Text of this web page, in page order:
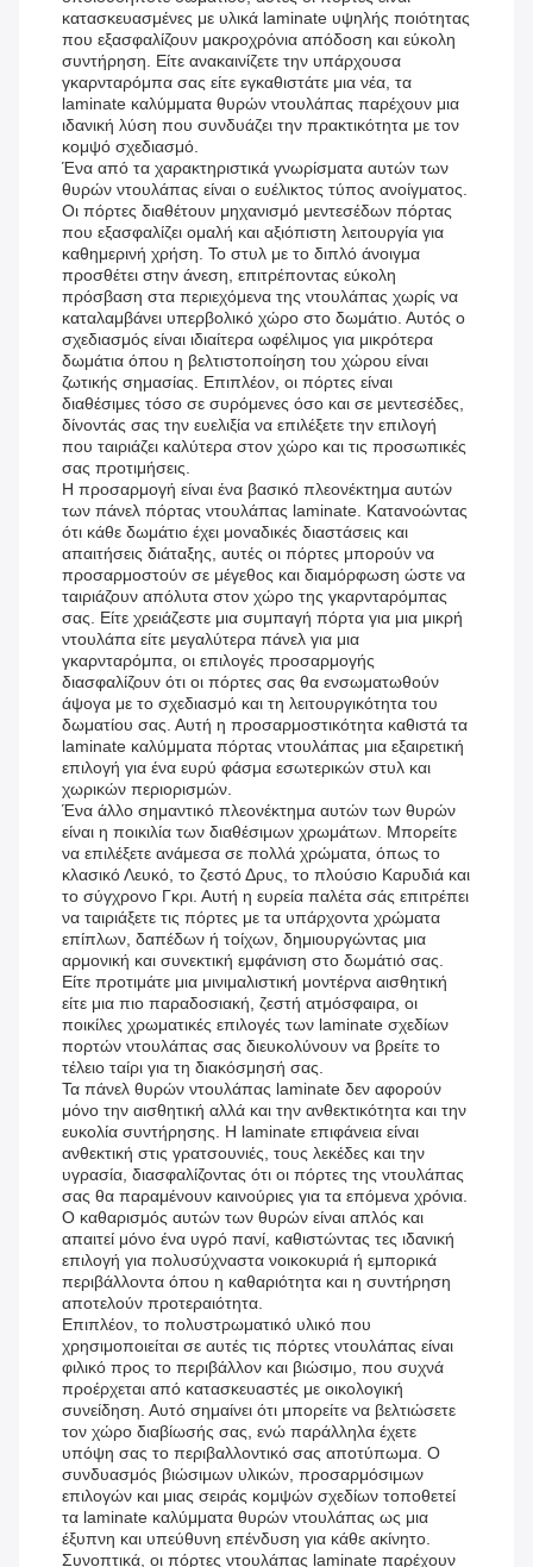
κατασκευασμένες με υλικά laminate υψηλής ποιότητας
που εξασφαλίζουν μακροχρόνια απόδοση και εύκολη
συντήρηση. Είτε ανακαινίζετε την υπάρχουσα
γκαρνταρόμπα σας είτε εγκαθιστάτε μια νέα, τα
laminate καλύμματα θυρών ντουλάπας παρέχουν μια
ιδανική λύση που συνδυάζει την πρακτικότητα με τον
κομψό σχεδιασμό.
Ένα από τα χαρακτηριστικά γνωρίσματα αυτών των
θυρών ντουλάπας είναι ο ευέλικτος τύπος ανοίγματος.
Οι πόρτες διαθέτουν μηχανισμό μεντεσέδων πόρτας
που εξασφαλίζει ομαλή και αξιόπιστη λειτουργία για
καθημερινή χρήση. Το στυλ με το διπλό άνοιγμα
προσθέτει στην άνεση, επιτρέποντας εύκολη
πρόσβαση στα περιεχόμενα της ντουλάπας χωρίς να
καταλαμβάνει υπερβολικό χώρο στο δωμάτιο. Αυτός ο
σχεδιασμός είναι ιδιαίτερα ωφέλιμος για μικρότερα
δωμάτια όπου η βελτιστοποίηση του χώρου είναι
ζωτικής σημασίας. Επιπλέον, οι πόρτες είναι
διαθέσιμες τόσο σε συρόμενες όσο και σε μεντεσέδες,
δίνοντάς σας την ευελιξία να επιλέξετε την επιλογή
που ταιριάζει καλύτερα στον χώρο και τις προσωπικές
σας προτιμήσεις.
Η προσαρμογή είναι ένα βασικό πλεονέκτημα αυτών
των πάνελ πόρτας ντουλάπας laminate. Κατανοώντας
ότι κάθε δωμάτιο έχει μοναδικές διαστάσεις και
απαιτήσεις διάταξης, αυτές οι πόρτες μπορούν να
προσαρμοστούν σε μέγεθος και διαμόρφωση ώστε να
ταιριάζουν απόλυτα στον χώρο της γκαρνταρόμπας
σας. Είτε χρειάζεστε μια συμπαγή πόρτα για μια μικρή
ντουλάπα είτε μεγαλύτερα πάνελ για μια
γκαρνταρόμπα, οι επιλογές προσαρμογής
διασφαλίζουν ότι οι πόρτες σας θα ενσωματωθούν
άψογα με το σχεδιασμό και τη λειτουργικότητα του
δωματίου σας. Αυτή η προσαρμοστικότητα καθιστά τα
laminate καλύμματα πόρτας ντουλάπας μια εξαιρετική
επιλογή για ένα ευρύ φάσμα εσωτερικών στυλ και
χωρικών περιορισμών.
Ένα άλλο σημαντικό πλεονέκτημα αυτών των θυρών
είναι η ποικιλία των διαθέσιμων χρωμάτων. Μπορείτε
να επιλέξετε ανάμεσα σε πολλά χρώματα, όπως το
κλασικό Λευκό, το ζεστό Δρυς, το πλούσιο Καρυδιά και
το σύγχρονο Γκρι. Αυτή η ευρεία παλέτα σάς επιτρέπει
να ταιριάξετε τις πόρτες με τα υπάρχοντα χρώματα
επίπλων, δαπέδων ή τοίχων, δημιουργώντας μια
αρμονική και συνεκτική εμφάνιση στο δωμάτιό σας.
Είτε προτιμάτε μια μινιμαλιστική μοντέρνα αισθητική
είτε μια πιο παραδοσιακή, ζεστή ατμόσφαιρα, οι
ποικίλες χρωματικές επιλογές των laminate σχεδίων
πορτών ντουλάπας σας διευκολύνουν να βρείτε το
τέλειο ταίρι για τη διακόσμησή σας.
Τα πάνελ θυρών ντουλάπας laminate δεν αφορούν
μόνο την αισθητική αλλά και την ανθεκτικότητα και την
ευκολία συντήρησης. Η laminate επιφάνεια είναι
ανθεκτική στις γρατσουνιές, τους λεκέδες και την
υγρασία, διασφαλίζοντας ότι οι πόρτες της ντουλάπας
σας θα παραμένουν καινούριες για τα επόμενα χρόνια.
Ο καθαρισμός αυτών των θυρών είναι απλός και
απαιτεί μόνο ένα υγρό πανί, καθιστώντας τες ιδανική
επιλογή για πολυσύχναστα νοικοκυριά ή εμπορικά
περιβάλλοντα όπου η καθαριότητα και η συντήρηση
αποτελούν προτεραιότητα.
Επιπλέον, το πολυστρωματικό υλικό που
χρησιμοποιείται σε αυτές τις πόρτες ντουλάπας είναι
φιλικό προς το περιβάλλον και βιώσιμο, που συχνά
προέρχεται από κατασκευαστές με οικολογική
συνείδηση. Αυτό σημαίνει ότι μπορείτε να βελτιώσετε
τον χώρο διαβίωσής σας, ενώ παράλληλα έχετε
υπόψη σας το περιβαλλοντικό σας αποτύπωμα. Ο
συνδυασμός βιώσιμων υλικών, προσαρμόσιμων
επιλογών και μιας σειράς κομψών σχεδίων τοποθετεί
τα laminate καλύμματα θυρών ντουλάπας ως μια
έξυπνη και υπεύθυνη επένδυση για κάθε ακίνητο.
Συνοπτικά, οι πόρτες ντουλάπας laminate παρέχουν